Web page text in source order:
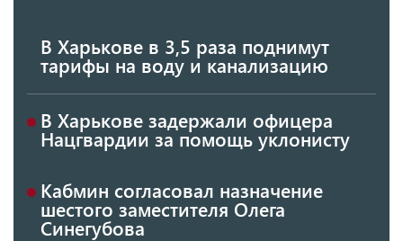
В Харькове в 3,5 раза поднимут
тарифы на воду и канализацию
В Харькове задержали офицера
Нацгвардии за помощь уклонисту
Кабмин согласовал назначение
шестого заместителя Олега
Синегубова